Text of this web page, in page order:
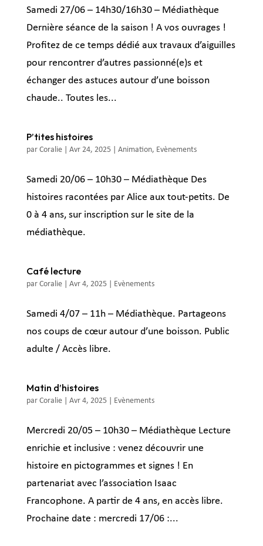
Samedi 27/06 – 14h30/16h30 – Médiathèque
Dernière séance de la saison ! A vos ouvrages !
Profitez de ce temps dédié aux travaux d’aiguilles
pour rencontrer d’autres passionné(e)s et
échanger des astuces autour d’une boisson
chaude.. Toutes les...
P’tites histoires
par Coralie| Avr 24, 2025| Animation, Evènements
Samedi 20/06 – 10h30 – Médiathèque Des
histoires racontées par Alice aux tout-petits. De
0 à 4 ans, sur inscription sur le site de la
médiathèque.
Café lecture
par Coralie| Avr 4, 2025| Evènements
Samedi 4/07 – 11h – Médiathèque. Partageons
nos coups de cœur autour d’une boisson. Public
adulte / Accès libre.
Matin d’histoires
par Coralie| Avr 4, 2025| Evènements
Mercredi 20/05 – 10h30 – Médiathèque Lecture
enrichie et inclusive : venez découvrir une
histoire en pictogrammes et signes ! En
partenariat avec l’association Isaac
Francophone. A partir de 4 ans, en accès libre.
Prochaine date : mercredi 17/06 :...